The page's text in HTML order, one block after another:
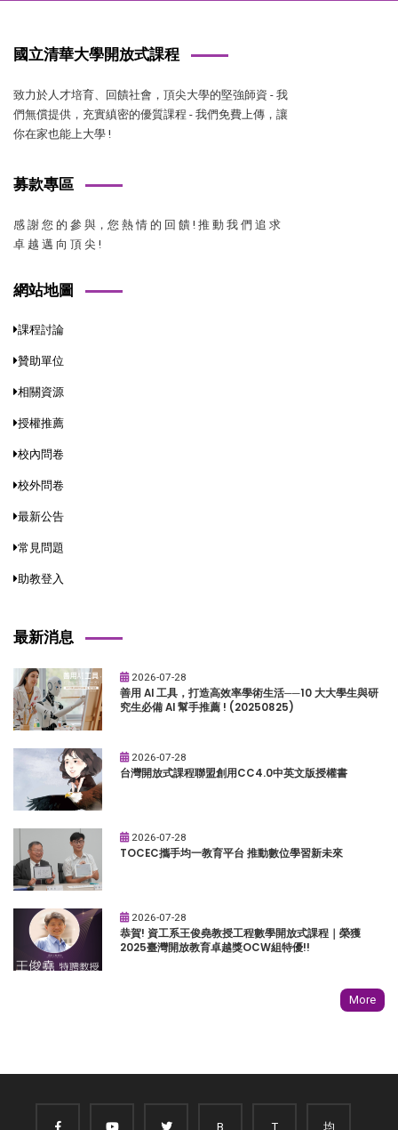
國立清華大學開放式課程
致力於人才培育、回饋社會，頂尖大學的堅強師資 - 我
們無償提供，充實縝密的優質課程 - 我們免費上傳，讓
你在家也能上大學 !
募款專區
感 謝 您 的 參 與，您 熱 情 的 回 饋 ! 推 動 我 們 追 求
卓 越 邁 向 頂 尖 !
網站地圖
課程討論
贊助單位
相關資源
授權推薦
校內問卷
校外問卷
最新公告
常見問題
助教登入
最新消息
2026-07-28
善用 AI 工具，打造高效率學術生活──10 大大學生與研
究生必備 AI 幫手推薦 ! (20250825)
2026-07-28
台灣開放式課程聯盟創用CC4.0中英文版授權書
2026-07-28
TOCEC攜手均一教育平台 推動數位學習新未來
2026-07-28
恭賀! 資工系王俊堯教授工程數學開放式課程｜榮獲
2025臺灣開放教育卓越獎OCW組特優!!
More
B T 均